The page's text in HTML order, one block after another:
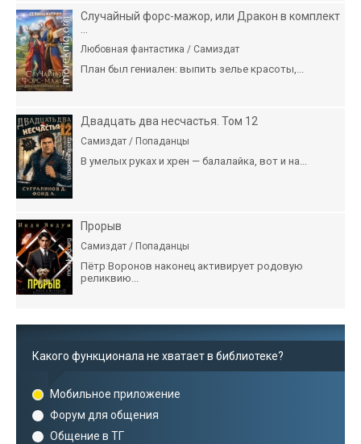
Случайный форс-мажор, или Дракон в комплект
Любовная фантастика / Самиздат
План был гениален: выпить зелье красоты,...
Двадцать два несчастья. Том 12
Самиздат / Попаданцы
В умелых руках и хрен — балалайка, вот и на...
Прорыв
Самиздат / Попаданцы
Пётр Воронов наконец активирует родовую
реликвию...
Какого функционала не хватает в библиотеке?
Мобильное приложение
Форум для общения
Общение в ТГ